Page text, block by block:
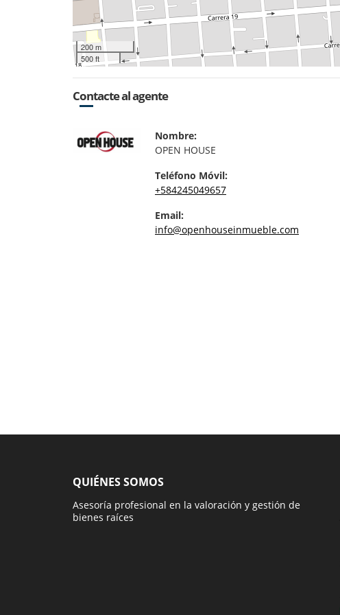
200 m
500 ft
Contacte al agente
Nombre:
OPEN HOUSE
Teléfono Móvil:
+584245049657
Email:
info@openhouseinmueble.com
QUIÉNES SOMOS
Asesoría profesional en la valoración y gestión de
bienes raíces